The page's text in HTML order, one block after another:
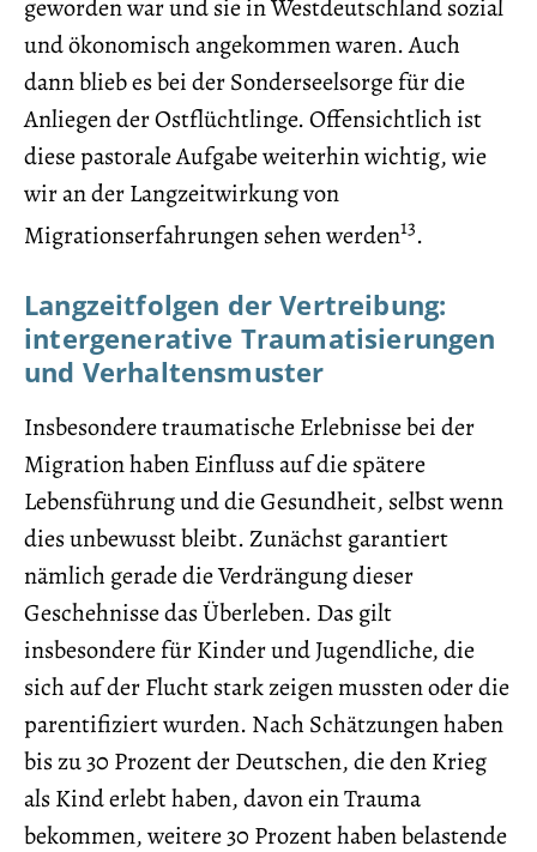
geworden war und sie in Westdeutschland sozial
und ökonomisch angekommen waren. Auch
dann blieb es bei der Sonderseelsorge für die
Anliegen der Ostflüchtlinge. Offensichtlich ist
diese pastorale Aufgabe weiterhin wichtig, wie
wir an der Langzeitwirkung von
Migrationserfahrungen sehen werden13.
Langzeitfolgen der Vertreibung:
intergenerative Traumatisierungen
und Verhaltensmuster
Insbesondere traumatische Erlebnisse bei der
Migration haben Einfluss auf die spätere
Lebensführung und die Gesundheit, selbst wenn
dies unbewusst bleibt. Zunächst garantiert
nämlich gerade die Verdrängung dieser
Geschehnisse das Überleben. Das gilt
insbesondere für Kinder und Jugendliche, die
sich auf der Flucht stark zeigen mussten oder die
parentifiziert wurden. Nach Schätzungen haben
bis zu 30 Prozent der Deutschen, die den Krieg
als Kind erlebt haben, davon ein Trauma
bekommen, weitere 30 Prozent haben belastende